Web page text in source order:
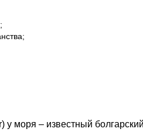
у моря – известный